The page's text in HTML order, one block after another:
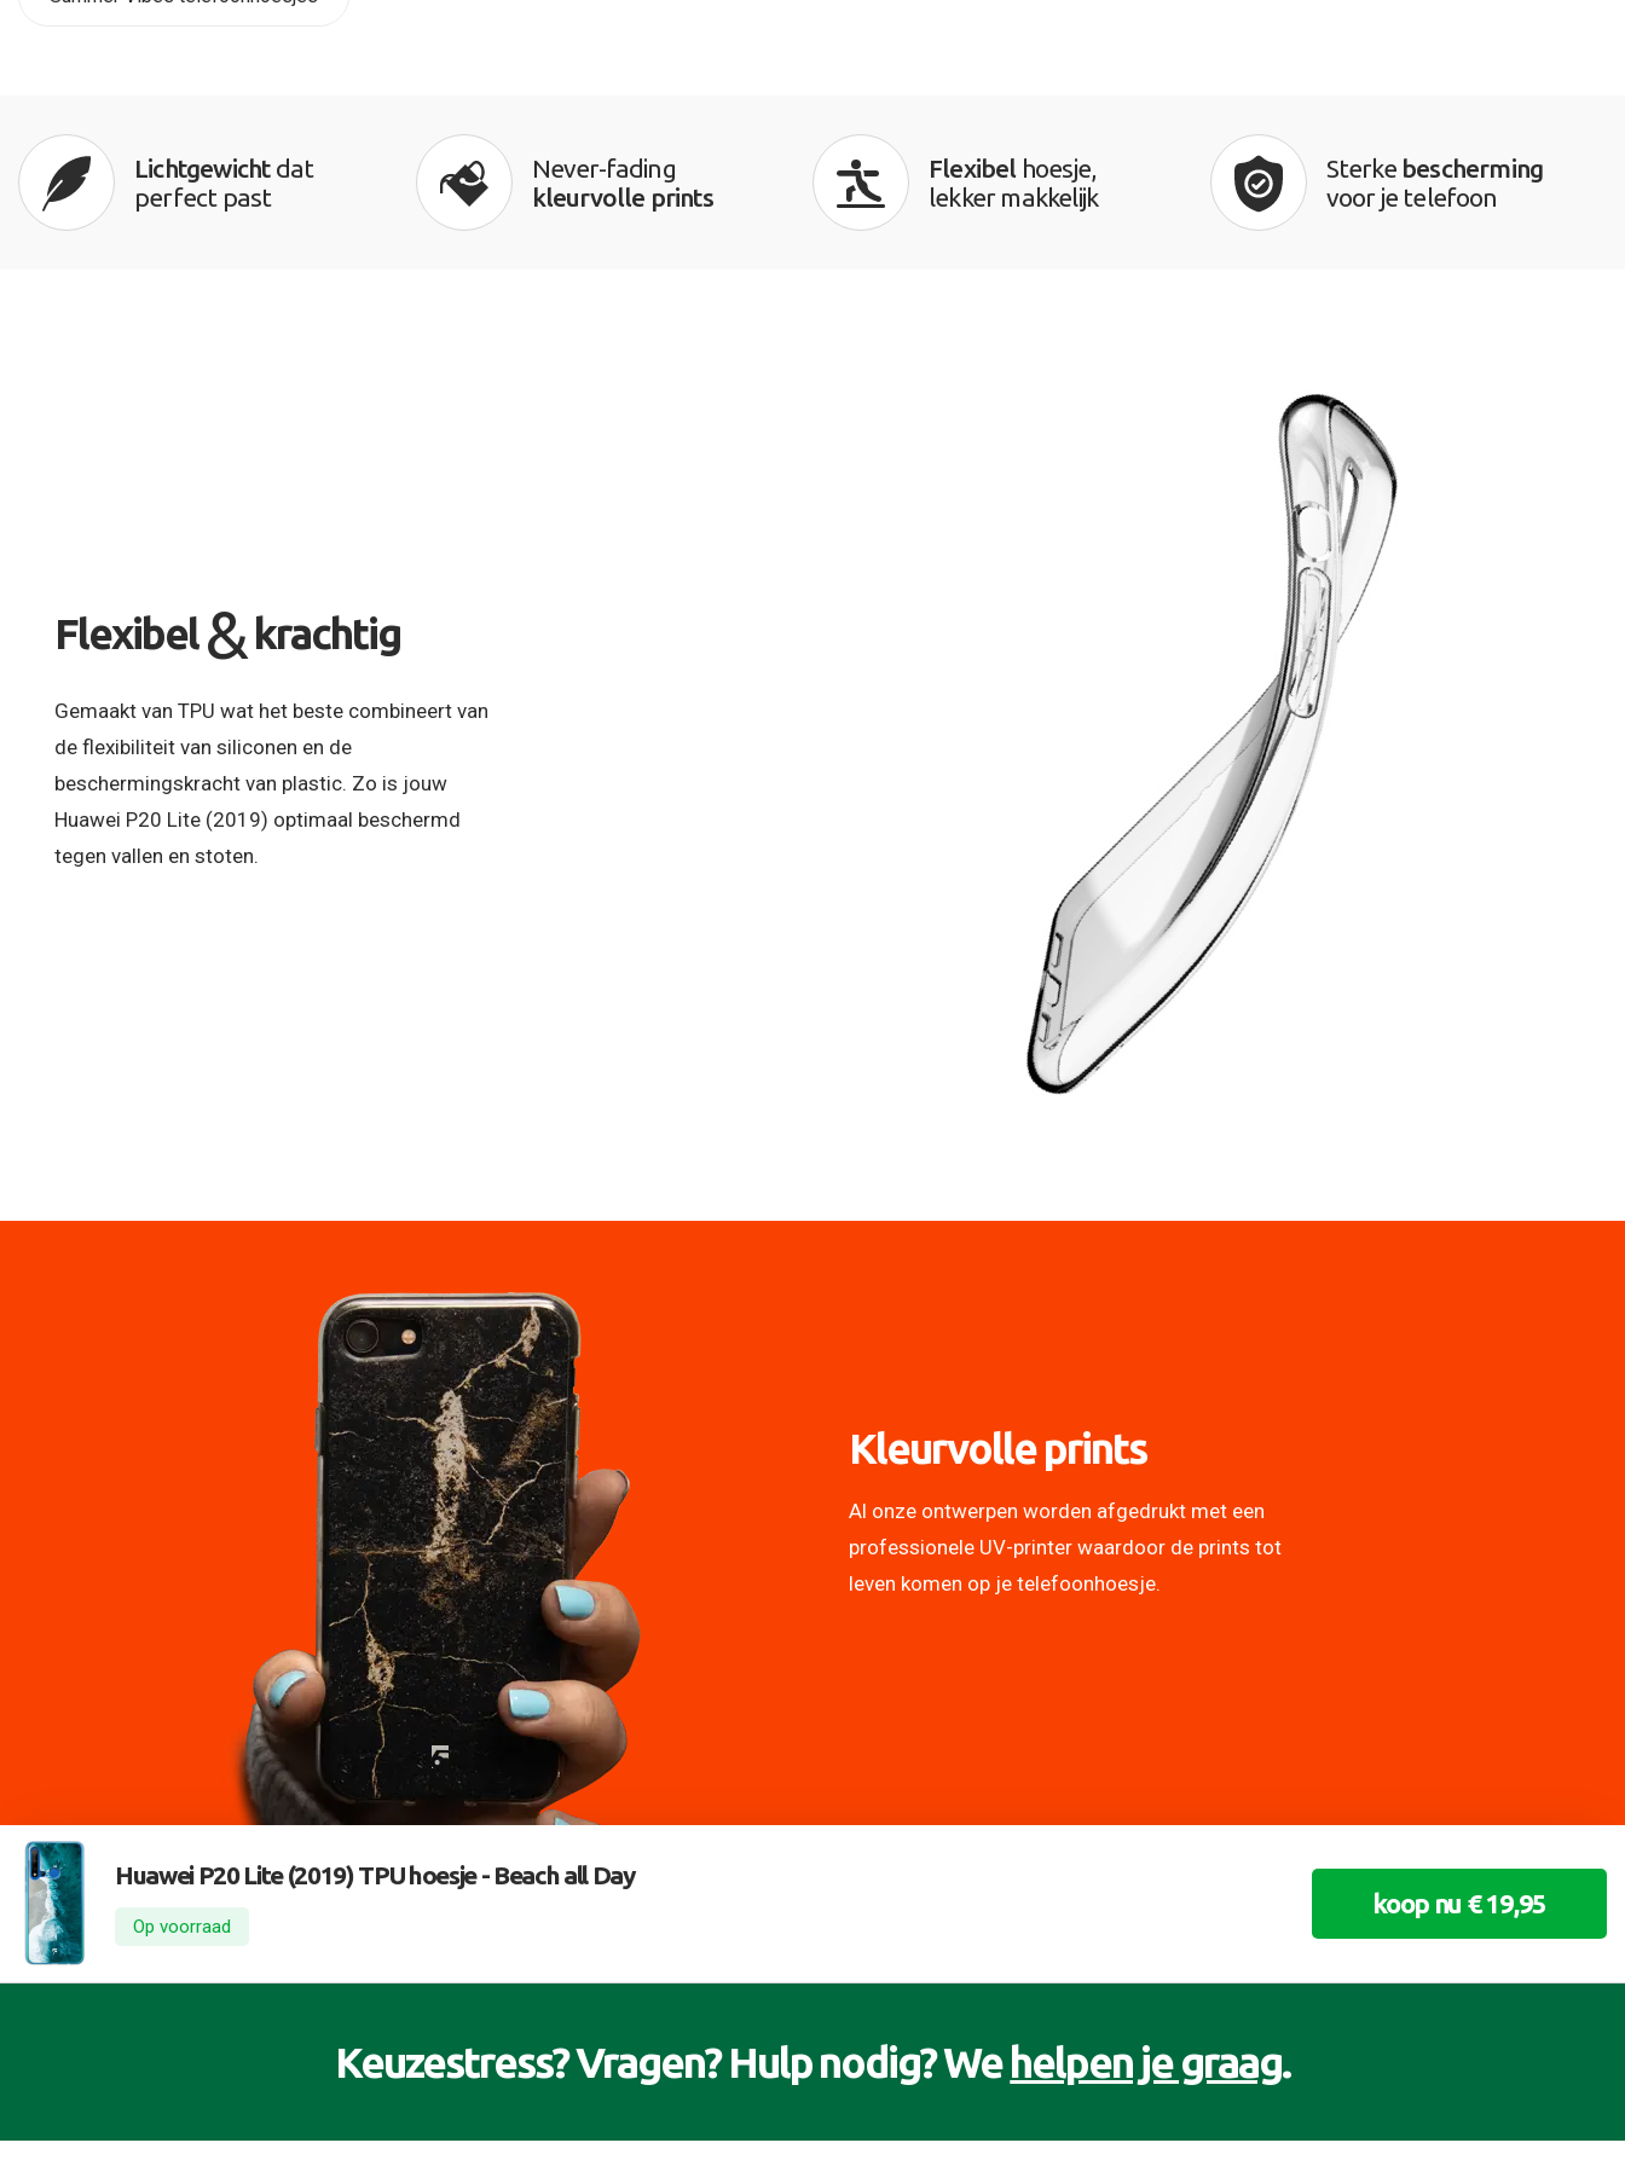
Lichtgewichtdat
perfect past
Never-fading
kleurvolle prints
Flexibelhoesje,
lekker makkelijk
Sterke bescherming
voor je telefoon
Flexibel & krachtig
Gemaakt van TPU wat het beste combineert van
de flexibiliteit van siliconen en de
beschermingskracht van plastic. Zo is jouw
Huawei P20 Lite (2019) optimaal beschermd
tegen vallen en stoten.
Kleurvolle prints
Al onze ontwerpen worden afgedrukt met een
professionele UV-printer waardoor de prints tot
leven komen op je telefoonhoesje.
Huawei P20 Lite (2019) TPU hoesje -Beach all Day
Op voorraad
koop nu € 19,95
Keuzestress? Vragen? Hulp nodig? Wehelpen je graag.